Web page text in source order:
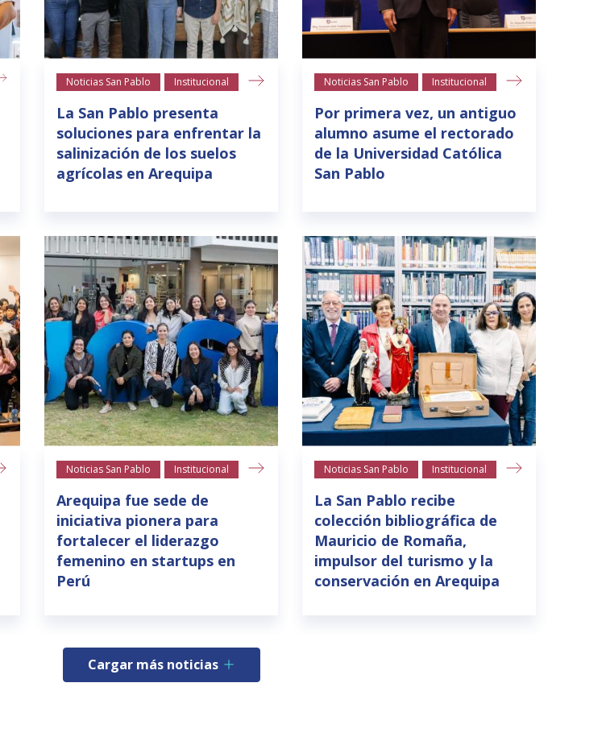
Noticias San Pablo Institucional
La San Pablo presenta
soluciones para enfrentar la
salinización de los suelos
agrícolas en Arequipa
Noticias San Pablo Institucional
Por primera vez, un antiguo
alumno asume el rectorado
de la Universidad Católica
San Pablo
Noticias San Pablo Institucional
Arequipa fue sede de
iniciativa pionera para
fortalecer el liderazgo
femenino en startups en
Perú
Noticias San Pablo Institucional
La San Pablo recibe
colección bibliográfica de
Mauricio de Romaña,
impulsor del turismo y la
conservación en Arequipa
Cargar más noticias